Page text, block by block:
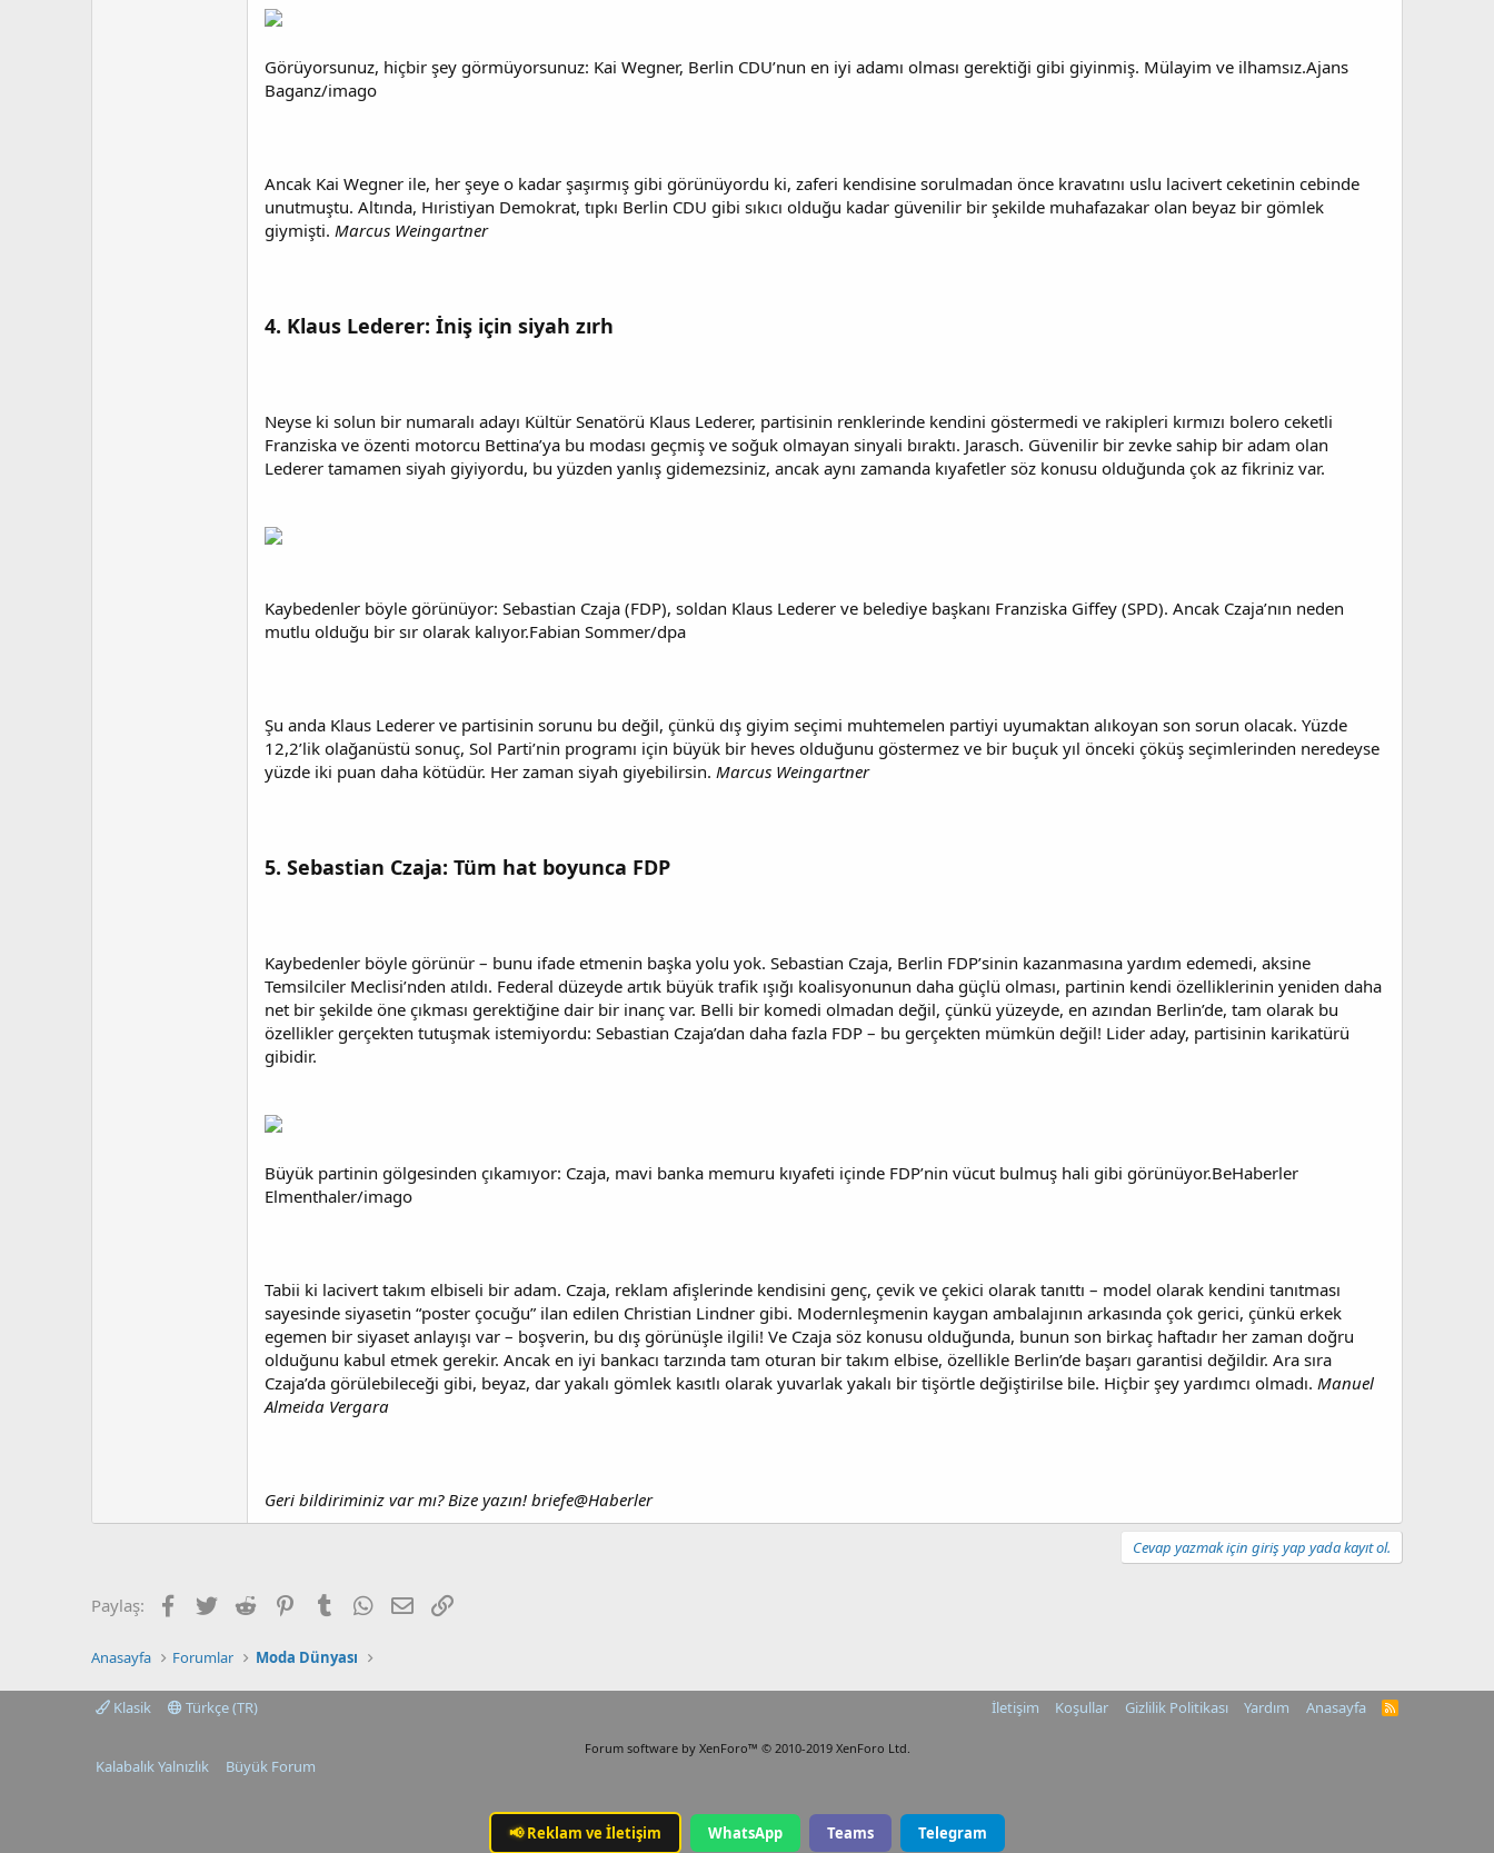
Görüyorsunuz, hiçbir şey görmüyorsunuz: Kai Wegner, Berlin CDU’nun en iyi adamı olması gerektiği gibi giyinmiş. Mülayim ve ilhamsız.Ajans
Baganz/imago
Ancak Kai Wegner ile, her şeye o kadar şaşırmış gibi görünüyordu ki, zaferi kendisine sorulmadan önce kravatını uslu lacivert ceketinin cebinde
unutmuştu. Altında, Hıristiyan Demokrat, tıpkı Berlin CDU gibi sıkıcı olduğu kadar güvenilir bir şekilde muhafazakar olan beyaz bir gömlek
giymişti. Marcus Weingartner
4. Klaus Lederer: İniş için siyah zırh
Neyse ki solun bir numaralı adayı Kültür Senatörü Klaus Lederer, partisinin renklerinde kendini göstermedi ve rakipleri kırmızı bolero ceketli
Franziska ve özenti motorcu Bettina’ya bu modası geçmiş ve soğuk olmayan sinyali bıraktı. Jarasch. Güvenilir bir zevke sahip bir adam olan
Lederer tamamen siyah giyiyordu, bu yüzden yanlış gidemezsiniz, ancak aynı zamanda kıyafetler söz konusu olduğunda çok az fikriniz var.
Kaybedenler böyle görünüyor: Sebastian Czaja (FDP), soldan Klaus Lederer ve belediye başkanı Franziska Giffey (SPD). Ancak Czaja’nın neden
mutlu olduğu bir sır olarak kalıyor.Fabian Sommer/dpa
Şu anda Klaus Lederer ve partisinin sorunu bu değil, çünkü dış giyim seçimi muhtemelen partiyi uyumaktan alıkoyan son sorun olacak. Yüzde
12,2’lik olağanüstü sonuç, Sol Parti’nin programı için büyük bir heves olduğunu göstermez ve bir buçuk yıl önceki çöküş seçimlerinden neredeyse
yüzde iki puan daha kötüdür. Her zaman siyah giyebilirsin. Marcus Weingartner
5. Sebastian Czaja: Tüm hat boyunca FDP
Kaybedenler böyle görünür – bunu ifade etmenin başka yolu yok. Sebastian Czaja, Berlin FDP’sinin kazanmasına yardım edemedi, aksine
Temsilciler Meclisi’nden atıldı. Federal düzeyde artık büyük trafik ışığı koalisyonunun daha güçlü olması, partinin kendi özelliklerinin yeniden daha
net bir şekilde öne çıkması gerektiğine dair bir inanç var. Belli bir komedi olmadan değil, çünkü yüzeyde, en azından Berlin’de, tam olarak bu
özellikler gerçekten tutuşmak istemiyordu: Sebastian Czaja’dan daha fazla FDP – bu gerçekten mümkün değil! Lider aday, partisinin karikatürü
gibidir.
Büyük partinin gölgesinden çıkamıyor: Czaja, mavi banka memuru kıyafeti içinde FDP’nin vücut bulmuş hali gibi görünüyor.BeHaberler
Elmenthaler/imago
Tabii ki lacivert takım elbiseli bir adam. Czaja, reklam afişlerinde kendisini genç, çevik ve çekici olarak tanıttı – model olarak kendini tanıtması
sayesinde siyasetin “poster çocuğu” ilan edilen Christian Lindner gibi. Modernleşmenin kaygan ambalajının arkasında çok gerici, çünkü erkek
egemen bir siyaset anlayışı var – boşverin, bu dış görünüşle ilgili! Ve Czaja söz konusu olduğunda, bunun son birkaç haftadır her zaman doğru
olduğunu kabul etmek gerekir. Ancak en iyi bankacı tarzında tam oturan bir takım elbise, özellikle Berlin’de başarı garantisi değildir. Ara sıra
Czaja’da görülebileceği gibi, beyaz, dar yakalı gömlek kasıtlı olarak yuvarlak yakalı bir tişörtle değiştirilse bile. Hiçbir şey yardımcı olmadı. Manuel
Almeida Vergara
Geri bildiriminiz var mı? Bize yazın! briefe@Haberler
Cevap yazmak için giriş yap yada kayıt ol.
Paylaş: Facebook
TwitterReddit PinterestTumblrWhatsApp
E-postaLink
Anasayfa Forumlar Moda Dünyası
Klasik Türkçe (TR) İletişim Koşullar Gizlilik Politikası Yardım Anasayfa
R
Forum software by XenForo™ © 2010-2019 XenForo Ltd.
Kalabalık Yalnızlık Büyük Forum
📢Reklam ve İletişim WhatsApp Teams Telegram